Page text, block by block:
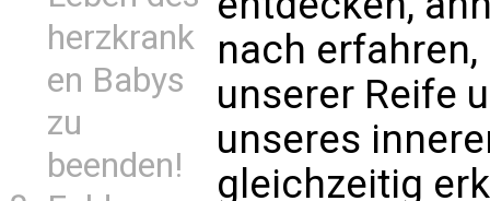
herzkrank
en Babys
zu
beenden!
nach
unserer Reife
unseres
gleichzeitig